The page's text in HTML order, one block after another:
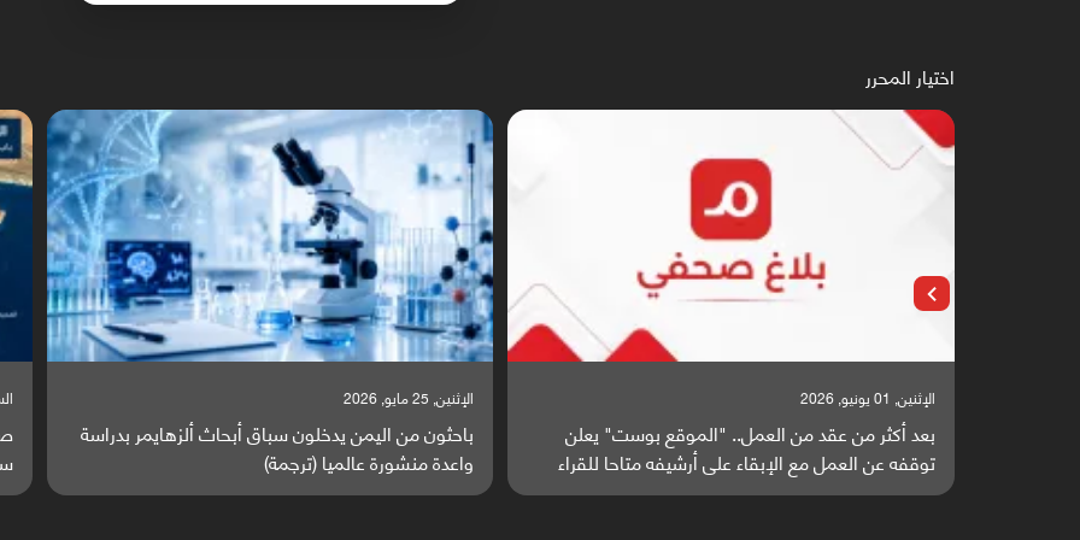
اختيار المحرر
الإثنين, 25 مايو, 2026
باحثون من اليمن يدخلون سباق أبحاث ألزهايمر بدراسة
واعدة منشورة عالميا (ترجمة)
السبت, 23 مايو, 2026
صراع دولي يتصاعد قرب اليمن والبحر الأحمر يتحول إلى
ساحة مواجهة عالمية (ترجمة)